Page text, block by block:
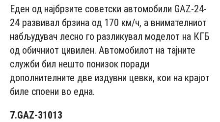
Еден од најбрзите советски автомобили GAZ-24-
24 развивал брзина од 170 км/ч, а внимателниот
набљудувач лесно го разликувал моделот на КГБ
од обичниот цивилен. Автомобилот на тајните
служби бил нешто понизок поради
дополнителните две издувни цевки, кои на крајот
биле споени во една.
7.GAZ-31013